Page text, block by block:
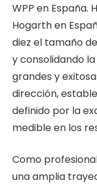
WPP en España.
Hogarth en
diez el tamaño
y consolidando
grandes y
dirección,
definido por la
medible en los
Como
una amplia